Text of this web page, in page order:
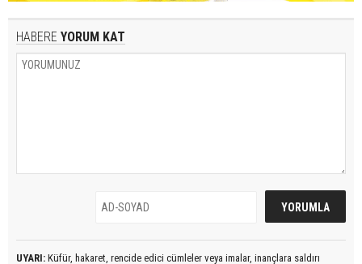
HABERE YORUM KAT
UYARI: Küfür, hakaret, rencide edici cümleler veya imalar, inançlara saldırı